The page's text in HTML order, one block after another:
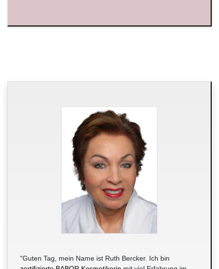
"Guten Tag, mein Name ist Ruth Bercker. Ich bin